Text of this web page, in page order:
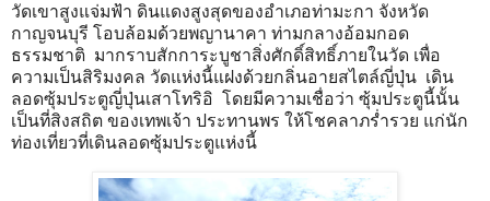
วัดเขาสูงแจ่มฟ้า ดินแดงสูงสุดของอำเภอท่ามะกา จังหวัด
กาญจนบุรี โอบล้อมด้วยพญานาคา ท่ามกลางอ้อมกอด
ธรรมชาติ มากราบสักการะบูชาสิ่งศักดิ์สิทธิ์ภายในวัด เพื่อ
ความเป็นสิริมงคล วัดแห่งนี้แฝงด้วยกลิ่นอายสไตล์ญี่ปุ่น เดิน
ลอดซุ้มประตูญี่ปุ่นเสาโทริอิ โดยมีความเชื่อว่า ซุ้มประตูนี้นั้น
เป็นที่สิงสถิต ของเทพเจ้า ประทานพร ให้โชคลาภร่ำรวย แก่นัก
ท่องเที่ยวที่เดินลอดซุ้มประตูแห่งนี้